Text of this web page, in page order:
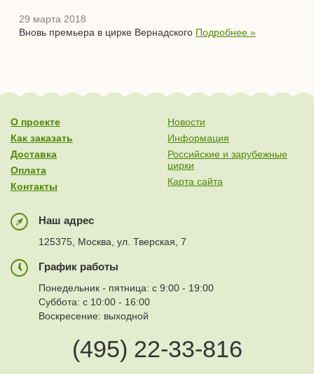
29 марта 2018
Вновь премьера в цирке Вернадского Подробнее »
О проекте
Как заказать
Доставка
Оплата
Контакты
Новости
Информация
Российские и зарубежные
цирки
Карта сайта
Наш адрес
125375, Москва, ул. Тверская, 7
График работы
Понедельник - пятница: с 9:00 - 19:00
Суббота: с 10:00 - 16:00
Воскресение: выходной
(495) 22-33-816